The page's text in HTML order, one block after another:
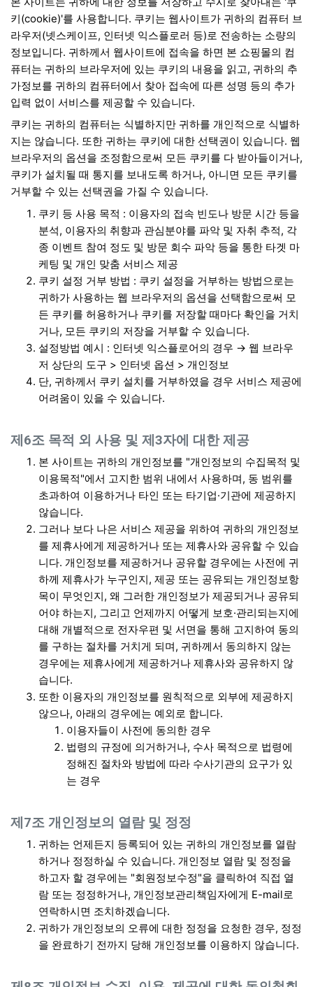
키(cookie)'를 사용합니다. 쿠키는 웹사이트가 귀하의 컴퓨터 브
라우저(넷스케이프, 인터넷 익스플로러 등)로 전송하는 소량의
정보입니다. 귀하께서 웹사이트에 접속을 하면 본 쇼핑몰의 컴
퓨터는 귀하의 브라우저에 있는 쿠키의 내용을 읽고, 귀하의 추
가정보를 귀하의 컴퓨터에서 찾아 접속에 따른 성명 등의 추가
입력 없이 서비스를 제공할 수 있습니다.
쿠키는 귀하의 컴퓨터는 식별하지만 귀하를 개인적으로 식별하
지는 않습니다. 또한 귀하는 쿠키에 대한 선택권이 있습니다. 웹
브라우저의 옵션을 조정함으로써 모든 쿠키를 다 받아들이거나,
쿠키가 설치될 때 통지를 보내도록 하거나, 아니면 모든 쿠키를
거부할 수 있는 선택권을 가질 수 있습니다.
쿠키 등 사용 목적 : 이용자의 접속 빈도나 방문 시간 등을
분석, 이용자의 취향과 관심분야를 파악 및 자취 추적, 각
종 이벤트 참여 정도 및 방문 회수 파악 등을 통한 타겟 마
케팅 및 개인 맞춤 서비스 제공
쿠키 설정 거부 방법 : 쿠키 설정을 거부하는 방법으로는
귀하가 사용하는 웹 브라우저의 옵션을 선택함으로써 모
든 쿠키를 허용하거나 쿠키를 저장할 때마다 확인을 거치
거나, 모든 쿠키의 저장을 거부할 수 있습니다.
설정방법 예시 : 인터넷 익스플로어의 경우 → 웹 브라우
저 상단의 도구 > 인터넷 옵션 > 개인정보
단, 귀하께서 쿠키 설치를 거부하였을 경우 서비스 제공에
어려움이 있을 수 있습니다.
제6조 목적 외 사용 및 제3자에 대한 제공
본 사이트는 귀하의 개인정보를 "개인정보의 수집목적 및
이용목적"에서 고지한 범위 내에서 사용하며, 동 범위를
초과하여 이용하거나 타인 또는 타기업·기관에 제공하지
않습니다.
그러나 보다 나은 서비스 제공을 위하여 귀하의 개인정보
를 제휴사에게 제공하거나 또는 제휴사와 공유할 수 있습
니다. 개인정보를 제공하거나 공유할 경우에는 사전에 귀
하께 제휴사가 누구인지, 제공 또는 공유되는 개인정보항
목이 무엇인지, 왜 그러한 개인정보가 제공되거나 공유되
어야 하는지, 그리고 언제까지 어떻게 보호·관리되는지에
대해 개별적으로 전자우편 및 서면을 통해 고지하여 동의
를 구하는 절차를 거치게 되며, 귀하께서 동의하지 않는
경우에는 제휴사에게 제공하거나 제휴사와 공유하지 않
습니다.
또한 이용자의 개인정보를 원칙적으로 외부에 제공하지
않으나, 아래의 경우에는 예외로 합니다.
이용자들이 사전에 동의한 경우
법령의 규정에 의거하거나, 수사 목적으로 법령에
정해진 절차와 방법에 따라 수사기관의 요구가 있
는 경우
제7조 개인정보의 열람 및 정정
귀하는 언제든지 등록되어 있는 귀하의 개인정보를 열람
하거나 정정하실 수 있습니다. 개인정보 열람 및 정정을
하고자 할 경우에는 "회원정보수정"을 클릭하여 직접 열
람 또는 정정하거나, 개인정보관리책임자에게 E-mail로
연락하시면 조치하겠습니다.
귀하가 개인정보의 오류에 대한 정정을 요청한 경우, 정정
을 완료하기 전까지 당해 개인정보를 이용하지 않습니다.